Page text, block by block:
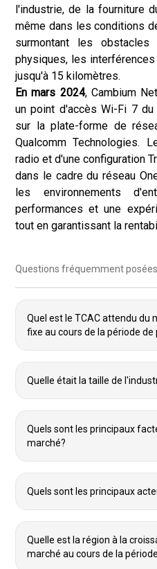
l'industrie, de la fourniture
même dans les conditions
surmontant les
physiques, les
jusqu'à 15 kilomètres.
En mars 2024, Cambium
un point d'accès Wi-Fi 7
sur la plate-forme de
Qualcomm Technologies.
radio et d'une configuration
dans le cadre du réseau
les environnements
performances et une
tout en garantissant la
Questions fréquemment posées
Quel est le TCAC attendu du
fixe au cours de la période de
Quelle était la taille de
Quels sont les principaux
marché?
Quels sont les principaux
Quelle est la région à la
marché au cours de la